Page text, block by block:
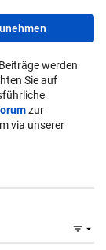
werden
Sie auf
zur
via unserer